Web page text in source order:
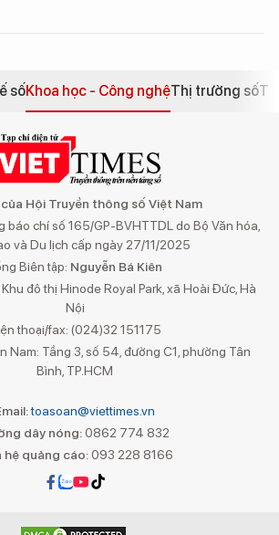
sốKhoa học - Công nghệThị trường số
Hội Truyền thông số Việt Nam
báo chí số 165/GP-BVHTTDL do Bộ Văn hóa,
và Du lịch cấp ngày 27/11/2025
Biên tập: Nguyễn Bá Kiên
đô thị Hinode Royal Park, xã Hoài Đức, Hà
Nội
thoại/fax: (024)32 151175
Nam: Tầng 3, số 54, đường C1, phường Tân
Bình, TP.HCM
toasoan@viettimes.vn
dây nóng: 0862 774 832
hệ quảng cáo:093 228 8166